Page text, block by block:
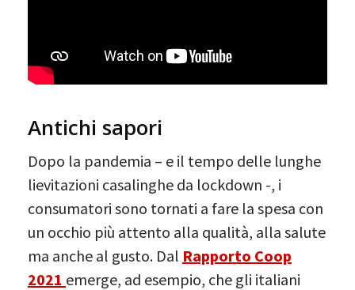
Antichi sapori
Dopo la pandemia – e il tempo delle lunghe
lievitazioni casalinghe da lockdown -, i
consumatori sono tornati a fare la spesa con
un occhio più attento alla qualità, alla salute
ma anche al gusto. Dal Rapporto Coop
2021 emerge, ad esempio, che gli italiani